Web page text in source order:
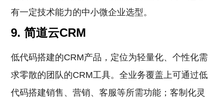
有一定技术能力的中小微企业选型。
9. 简道云CRM
低代码搭建的CRM产品，定位为轻量化、个性化需
求零散的团队的CRM工具。全业务覆盖上可通过低
代码搭建销售、营销、客服等所需功能；客制化灵